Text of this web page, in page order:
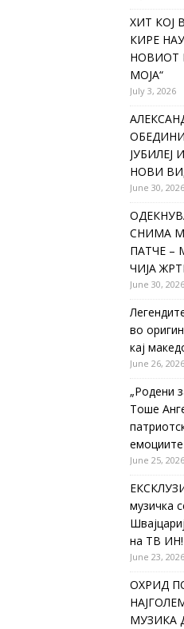
ХИТ КОЈ
КИРЕ
НОВИОТ
МОЈА“
July 3, 2026
НОВИ
June 30, 2026
СНИМА
ПАТЧЕ –
ЧИЈА
June 30, 2026
во
кај
June 26, 2026
„Родени
Тоше
емоциите
June 25, 2026
музичка
на ТВ ИН!
June 23, 2026
ОХРИД
МУЗИКА